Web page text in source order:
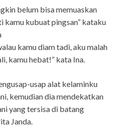
belum bisa memuaskan
kamu kubuat pingsan” kataku
kamu diam tadi, aku malah
kamu hebat!” kata Ina.
usap alat kelaminku
kemudian dia mendekatkan
yang tersisa di batang
Janda.